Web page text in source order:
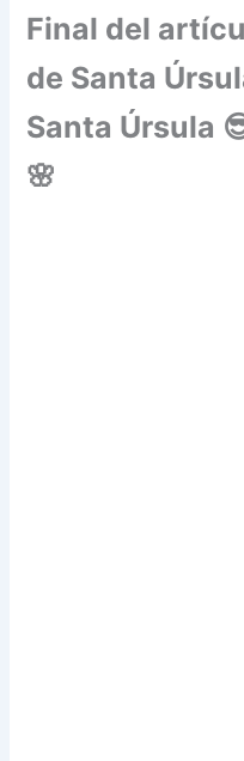
Final del
de Santa
Santa Úrsula
🌸